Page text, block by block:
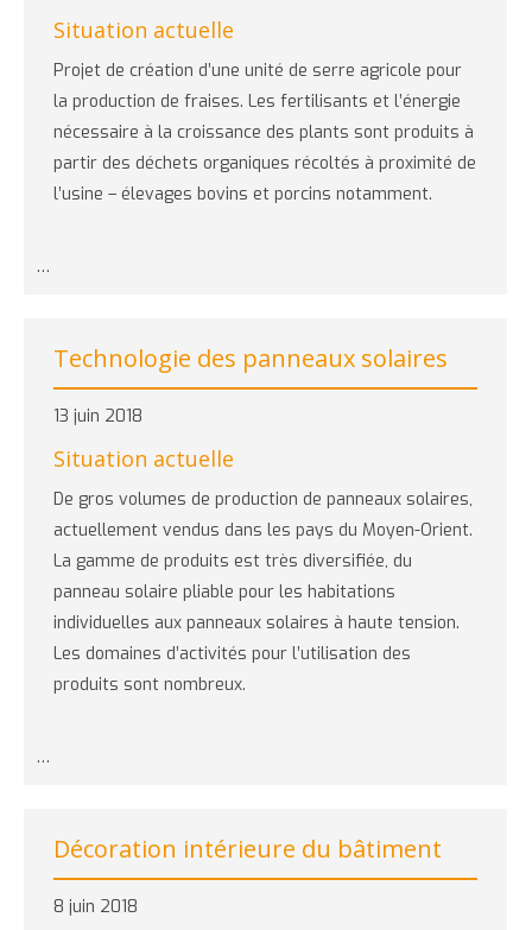
Situation actuelle
Projet de création d’une unité de serre agricole pour
la production de fraises. Les fertilisants et l’énergie
nécessaire à la croissance des plants sont produits à
partir des déchets organiques récoltés à proximité de
l’usine – élevages bovins et porcins notamment.
…
Technologie des panneaux solaires
13 juin 2018
Situation actuelle
De gros volumes de production de panneaux solaires,
actuellement vendus dans les pays du Moyen-Orient.
La gamme de produits est très diversifiée, du
panneau solaire pliable pour les habitations
individuelles aux panneaux solaires à haute tension.
Les domaines d’activités pour l’utilisation des
produits sont nombreux.
…
Décoration intérieure du bâtiment
8 juin 2018